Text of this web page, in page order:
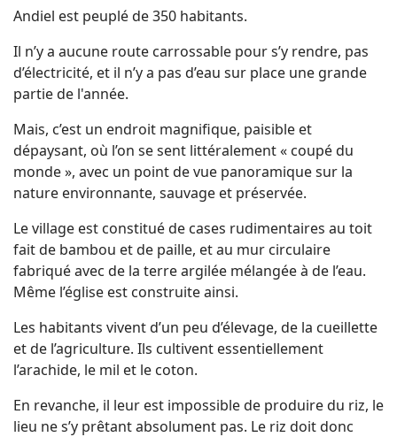
Andiel est peuplé de 350 habitants.
Il n’y a aucune route carrossable pour s’y rendre, pas
d’électricité, et il n’y a pas d’eau sur place une grande
partie de l'année.
Mais, c’est un endroit magnifique, paisible et
dépaysant, où l’on se sent littéralement « coupé du
monde », avec un point de vue panoramique sur la
nature environnante, sauvage et préservée.
Le village est constitué de cases rudimentaires au toit
fait de bambou et de paille, et au mur circulaire
fabriqué avec de la terre argilée mélangée à de l’eau.
Même l’église est construite ainsi.
Les habitants vivent d’un peu d’élevage, de la cueillette
et de l’agriculture. Ils cultivent essentiellement
l’arachide, le mil et le coton.
En revanche, il leur est impossible de produire du riz, le
lieu ne s’y prêtant absolument pas. Le riz doit donc